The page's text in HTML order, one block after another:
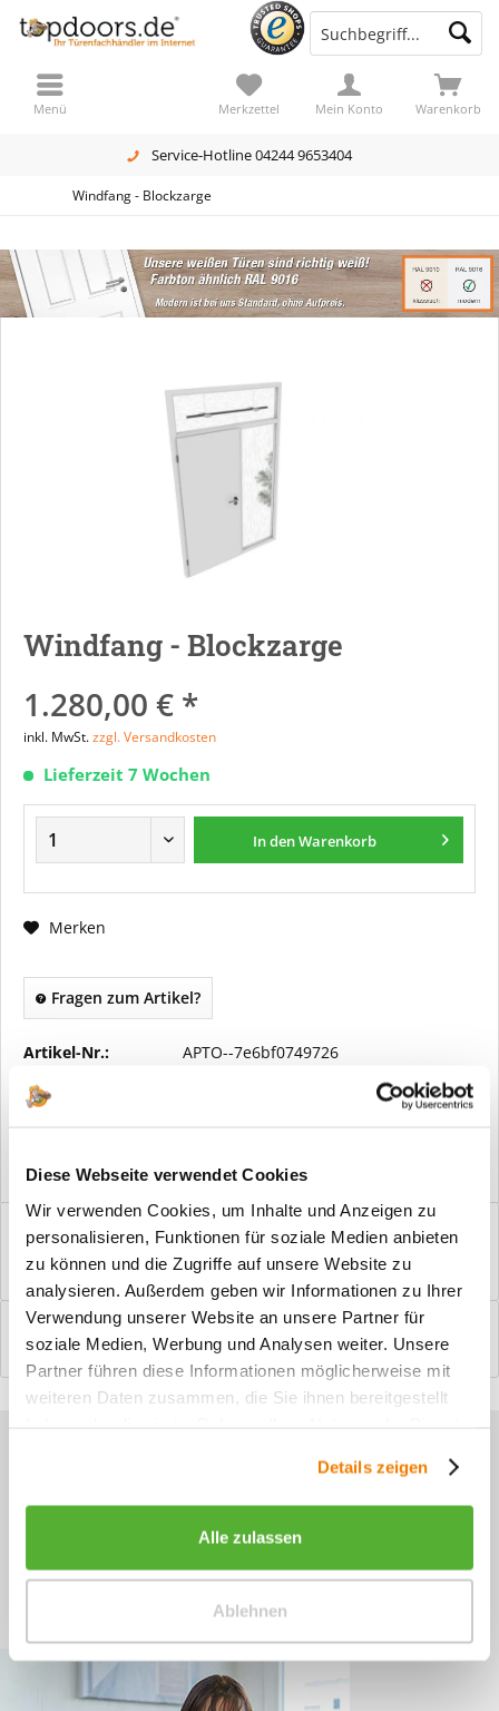
Diese Webseite verwendet Cookies
Wir verwenden Cookies, um Inhalte und Anzeigen zu
personalisieren, Funktionen für soziale Medien anbieten
zu können und die Zugriffe auf unsere Website zu
analysieren. Außerdem geben wir Informationen zu Ihrer
Verwendung unserer Website an unsere Partner für
soziale Medien, Werbung und Analysen weiter. Unsere
Partner führen diese Informationen möglicherweise mit
weiteren Daten zusammen, die Sie ihnen bereitgestellt
Details zeigen
Alle zulassen
Ablehnen
Service-Hotline 04244 9653404
Warenkorb
Merkzettel Mein Konto
Menü
Windfang - Blockzarge
Windfang - Blockzarge
1.280,00 € *
inkl. MwSt.zzgl. Versandkosten
Lieferzeit 7 Wochen
In denWarenkorb
Merken
Fragen zum Artikel?
Artikel-Nr.: APTO--7e6bf0749726
Vorteile
Windfangelemente online am Bildschirm konfigurieren und
einbaufertig bestellen. In wenigen...
Bewertungen
0
Bewertungen lesen, schreiben und diskutieren...mehr
Sie haben Fragen zu unseren
+49 (0)4244 965 34 04
Mo - Do, 09:00 - 16:00 Uhr
und Fr, 09:00 - 13:00 Uhr